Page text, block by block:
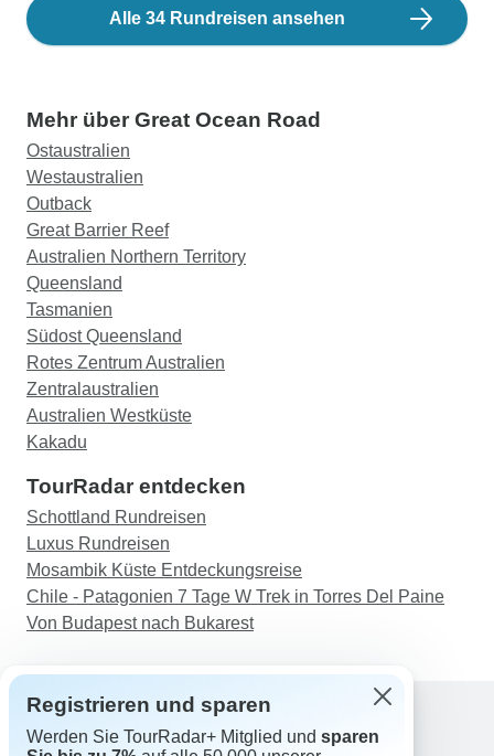
Alle 34 Rundreisen ansehen
Mehr über Great Ocean Road
Ostaustralien
Westaustralien
Outback
Great Barrier Reef
Australien Northern Territory
Queensland
Tasmanien
Südost Queensland
Rotes Zentrum Australien
Zentralaustralien
Australien Westküste
Kakadu
TourRadar entdecken
Schottland Rundreisen
Luxus Rundreisen
Mosambik Küste Entdeckungsreise
Chile - Patagonien 7 Tage W Trek in Torres Del Paine
Von Budapest nach Bukarest
Support
Registrieren und sparen
Werden Sie TourRadar+ Mitglied und sparen